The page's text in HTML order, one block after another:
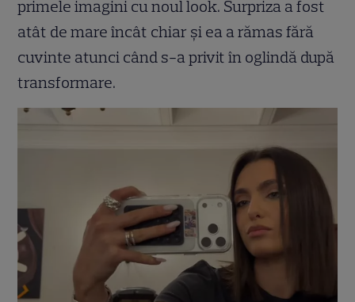
primele imagini cu noul look. Surpriza a fost
atât de mare încât chiar și ea a rămas fără
cuvinte atunci când s-a privit în oglindă după
transformare.